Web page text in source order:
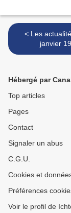
< Les actualités du 12
janvier
Hébergé par
Top articles
Pages
Contact
Signaler un abus
C.G.U.
Cookies et
Préférences
Voir le profil de